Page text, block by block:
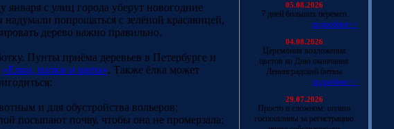
05.08.2026
7 дней больших перемен
подробнее>>
04.08.2026
Церемония возложения
цветов ко Дню окончания
Ленинградской битвы
подробнее>>
29.07.2026
Просто о сложном: оплата
госпошлины за регистрацию
с улиц города уберут новогодние
попрощаться с зелёной красавицей,
дерево важно правильно.
Пунты приёма деревьев в Петербурге и
«Елки, палки и щепа». Также ёлка может
и для обустройства вольеров;
посыпают почву, чтобы она не промерзала;